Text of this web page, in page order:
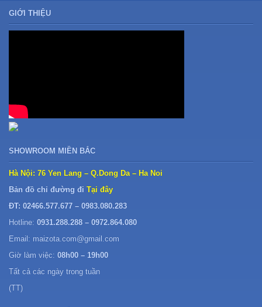
GIỚI THIỆU
SHOWROOM MIỀN BẮC
Hà Nội: 76 Yen Lang – Q.Dong Da – Ha Noi
Bản đồ chỉ đường đi Tại đây
ĐT: 02466.577.677 – 0983.080.283
Hotline: 0931.288.288 – 0972.864.080
Email: maizota.com@gmail.com
Giờ làm việc: 08h00 – 19h00
Tất cả các ngày trong tuần
(TT)